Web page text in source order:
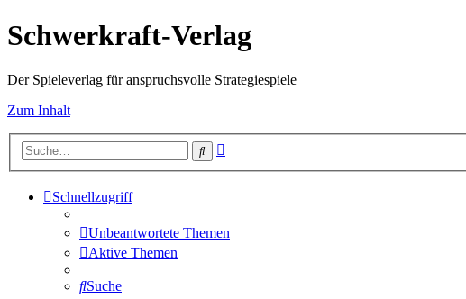
Schwerkraft-Verlag
Der Spieleverlag für anspruchsvolle Strategiespiele
Zum Inhalt
Suche
Schnellzugriff
Unbeantwortete Themen
Aktive Themen
Suche